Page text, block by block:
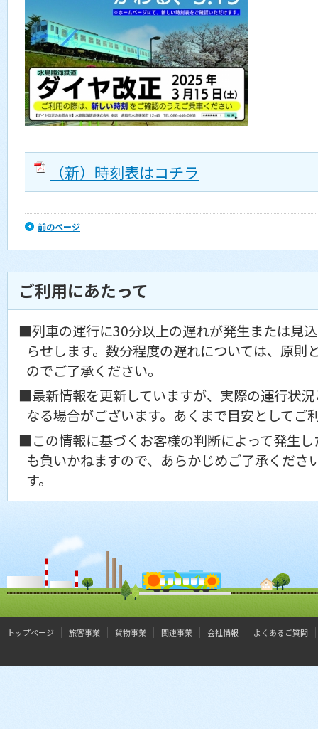
（新）時刻表はコチラ
前のページ
ご利用にあたって
■列車の運行に30分以上の遅れが発生または見
らせします。数分程度の遅れについては、原則
のでご了承ください。
■最新情報を更新していますが、実際の運行状
なる場合がございます。あくまで目安としてご
■この情報に基づくお客様の判断によって発生
も負いかねますので、あらかじめご了承くださ
す。
トップページ 旅客事業 貨物事業 関連事業 会社情報 よくあるご質問